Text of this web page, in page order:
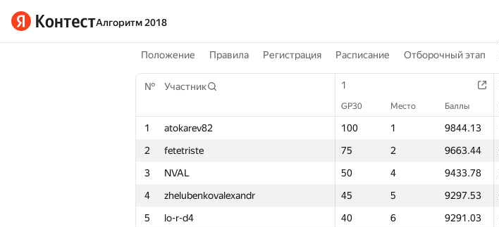
Алгоритм 2018
Положение Правила Регистрация Расписание Отборочный этап
№ Участник 1
GP30 Место Баллы
1 atokarev82 100 1 9844.13
2
fetetriste 75 2 9663.44
3
NVAL 50 4 9433.78
4
zhelubenkovalexandr 45 5 9297.53
5
lo-r-d4 40 6 9291.03